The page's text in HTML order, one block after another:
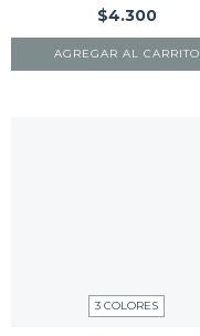
$4.300
AGREGAR AL CARRITO
3 COLORES